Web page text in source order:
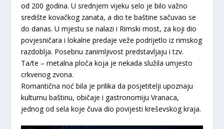
od 200 godina. U srednjem vijeku selo je bilo važno
središte kovačkog zanata, a dio te baštine sačuvao se
do danas. U mjestu se nalazi i Rimski most, za koji dio
povjesničara i lokalne predaje veže podrijetlo iz rimskog
razdoblja. Posebnu zanimljivost predstavljaju i tzv.
Ta/te – metalna ploča koja je nekada služila umjesto
crkvenog zvona.
Romantična noć bila je prilika da posjetitelji upoznaju
kulturnu baštinu, običaje i gastronomiju Vranaca,
jednog od sela koje čuva dio povijesti kreševskog kraja.